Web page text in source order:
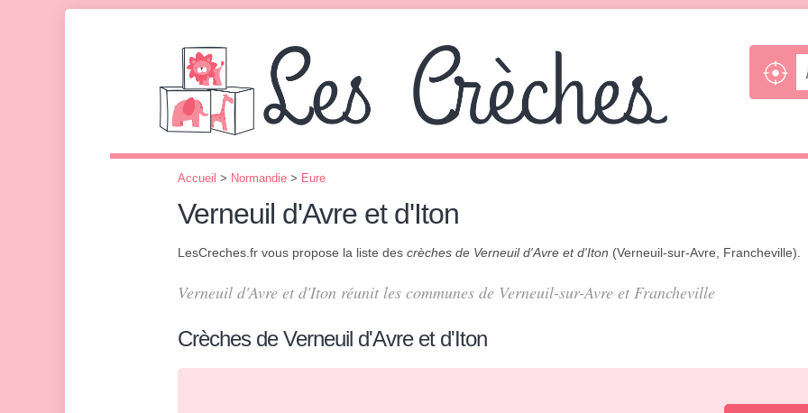
Accueil > Normandie > Eure
Verneuil d'Avre et d'Iton
LesCreches.fr vous propose la liste des crèches de Verneuil d'Avre et d'Iton (Verneuil-sur-Avre, Francheville).
Verneuil d'Avre et d'Iton réunit les communes de Verneuil-sur-Avre et Francheville
Crèches de Verneuil d'Avre et d'Iton